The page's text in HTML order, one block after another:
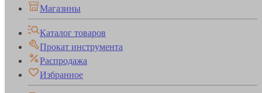
Магазины
Каталог товаров
Прокат инструмента
Распродажа
Избранное